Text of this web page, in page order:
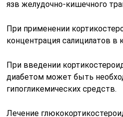
язв желудочно-кишечного
При применении
концентрация салицилатов в
При введении
диабетом может быть
гипогликемических средств.
Лечение